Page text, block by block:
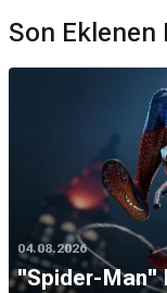
Son Eklenen
04.08.2026
''Spider-Man''